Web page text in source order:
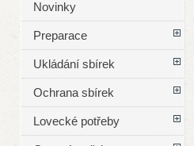
Novinky
Preparace
Ukládání sbírek
Ochrana sbírek
Lovecké potřeby